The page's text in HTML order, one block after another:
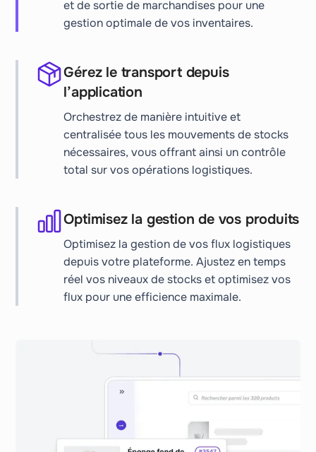
et de sortie de marchandises pour une
gestion optimale de vos inventaires.
Gérez le transport depuis
l’application
Orchestrez de manière intuitive et
centralisée tous les mouvements de stocks
nécessaires, vous offrant ainsi un contrôle
total sur vos opérations logistiques.
Optimisez la gestion de vos produits
Optimisez la gestion de vos flux logistiques
depuis votre plateforme. Ajustez en temps
réel vos niveaux de stocks et optimisez vos
flux pour une efficience maximale.